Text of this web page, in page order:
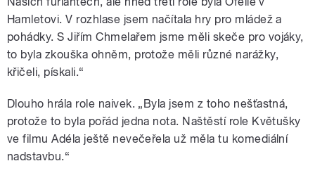
Hamletovi. V rozhlase jsem načítala hry pro mládež a
pohádky. S Jiřím Chmelařem jsme měli skeče pro vojáky,
to byla zkouška ohněm, protože měli různé narážky,
křičeli, pískali.“
Dlouho hrála role naivek. „Byla jsem z toho nešťastná,
protože to byla pořád jedna nota. Naštěstí role Květušky
ve filmu Adéla ještě nevečeřela už měla tu komediální
nadstavbu.“